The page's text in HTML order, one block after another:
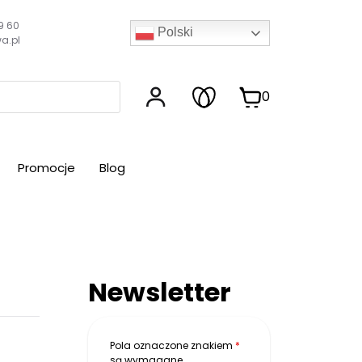
60
Polski
0
Promocje Blog
Newsletter
Pola oznaczone znakiem *